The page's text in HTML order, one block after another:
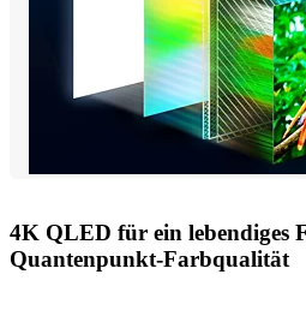
4K QLED für ein lebendiges
Quantenpunkt-Farbqualität